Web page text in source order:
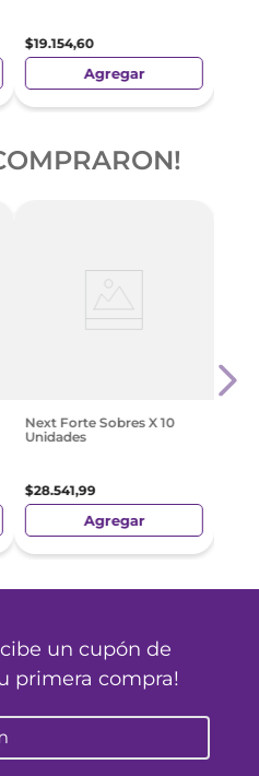
$19.154,60
Agregar
Next Forte Sobres X 10
Unidades
$28.541,99
Agregar
un cupón de
primera compra!